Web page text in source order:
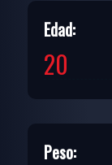
Edad:
20
Peso: